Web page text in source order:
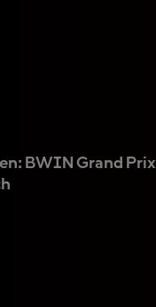
BWIN Grand Prix